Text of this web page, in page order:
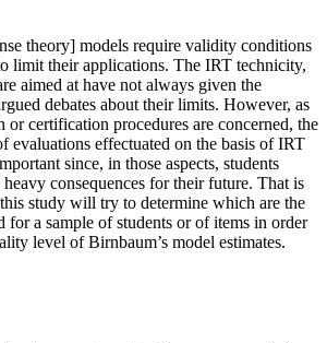
theory] models require validity conditions
limit their applications. The IRT technicity,
aimed at have not always given the
debates about their limits. However, as
or certification procedures are concerned, the
evaluations effectuated on the basis of IRT
since, in those aspects, students
heavy consequences for their future. That is
study will try to determine which are the
for a sample of students or of items in order
level of Birnbaum’s model estimates.